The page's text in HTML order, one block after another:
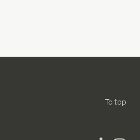
To top